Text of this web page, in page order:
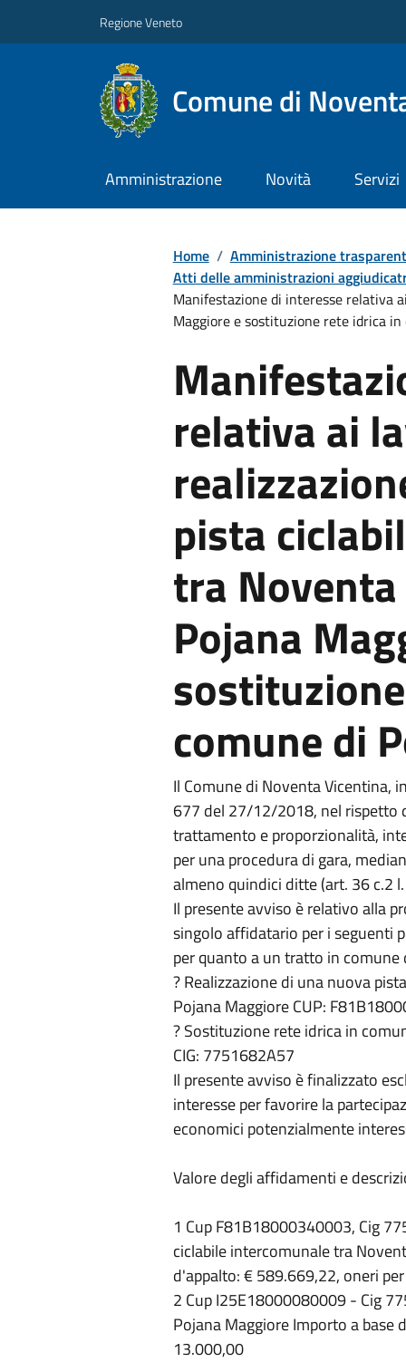
Regione Veneto
Comune di
Amministrazione Novità Servizi
Home / Amministrazione
Atti delle amministrazioni
Manifestazione di interesse relativa
Maggiore e sostituzione rete idrica
relativa ai
pista
tra
Pojana
comune di
Il Comune di Noventa Vicentina,
677 del 27/12/2018, nel rispetto
trattamento e proporzionalità,
per una procedura di gara,
almeno quindici ditte (art. 36 c.2
Il presente avviso è relativo alla
singolo affidatario per i seguenti
per quanto a un tratto in comune
? Realizzazione di una nuova
Pojana Maggiore CUP:
? Sostituzione rete idrica in
CIG: 7751682A57
Il presente avviso è finalizzato
interesse per favorire la
economici potenzialmente
Valore degli affidamenti e
1 Cup F81B18000340003, Cig
ciclabile intercomunale tra
d'appalto: € 589.669,22, oneri
2 Cup I25E18000080009 - Cig
Pojana Maggiore Importo a base
13.000,00